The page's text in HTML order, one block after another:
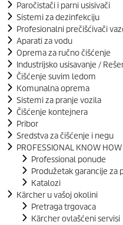
Paročistači i parni usisivači
Sistemi za dezinfekciju
Profesionalni prečišćivači
Aparati za vodu
Oprema za ručno čišćenje
Industrijsko usisavanje /
Čišćenje suvim ledom
Komunalna oprema
Sistemi za pranje vozila
Čišćenje kontejnera
Pribor
Sredstva za čišćenje i negu
PROFESSIONAL KNOW HOW
Professional ponude
Produžetak garancije za
Katalozi
Kärcher u vašoj okolini
Pretraga trgovaca
Kärcher ovlašćeni servisi